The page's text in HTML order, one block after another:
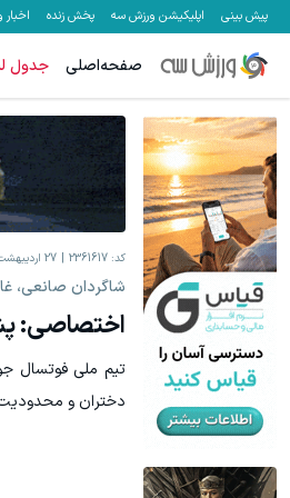
پیش بینی اپلیکیشن ورزش سه پخش زنده
صفحه‌اصلی جدول
کد: 2361617 27 اردیبهشت 1405 ساعت 21:05
شاگردان صانعی،
اختصاصی:
تیم ملی فوتسال
دختران و